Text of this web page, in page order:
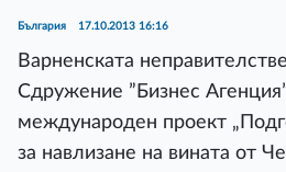
България 17.10.2013 16:16
Варненската
Сдружение ”Бизнес
международен проект
за навлизане на вината от